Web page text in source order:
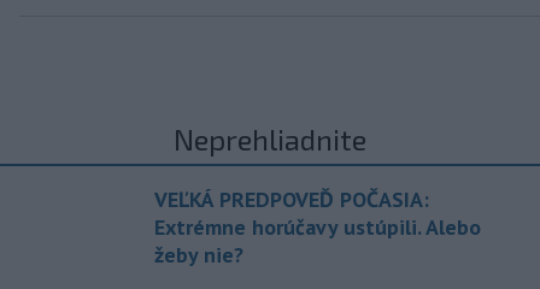
Neprehliadnite
VEĽKÁ PREDPOVEĎ POČASIA:
Extrémne horúčavy ustúpili. Alebo
žeby nie?